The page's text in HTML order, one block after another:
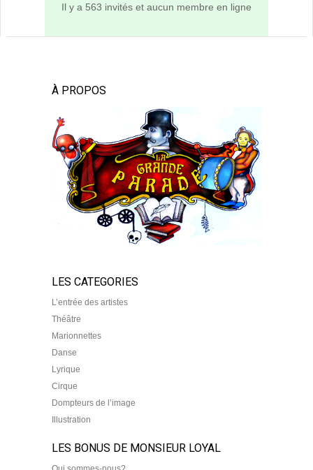
Il y a 563 invités et aucun membre en ligne
À PROPOS
LES CATEGORIES
L’entrée des artistes
Théâtre
Marionnettes
Danse
Lyrique
Cirque
Dompteurs de l’image
Illustration
LES BONUS DE MONSIEUR LOYAL